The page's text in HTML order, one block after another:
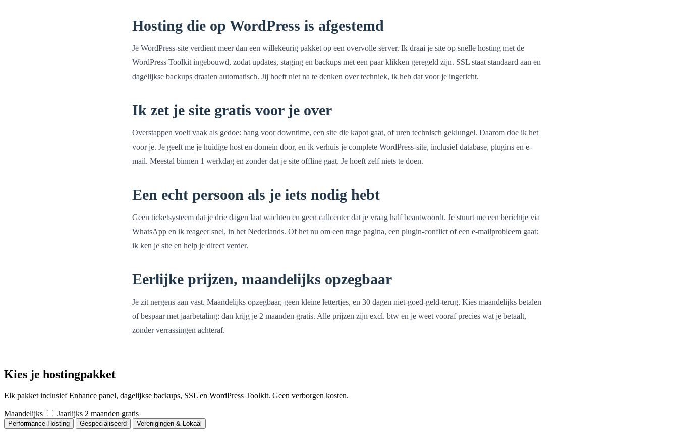
Hosting die op WordPress is afgestemd
Je WordPress-site verdient meer dan een willekeurig pakket op een overvolle server. Ik draai je site op snelle hosting met de
WordPress Toolkit ingebouwd, zodat updates, staging en backups met een paar klikken geregeld zijn. SSL staat standaard aan en
dagelijkse backups draaien automatisch. Jij hoeft niet na te denken over techniek, ik heb dat voor je ingericht.
Ik zet je site gratis voor je over
Overstappen voelt vaak als gedoe: bang voor downtime, een site die kapot gaat, of uren technisch geklungel. Daarom doe ik het
voor je. Je geeft me je huidige host en domein door, en ik verhuis je complete WordPress-site, inclusief database, plugins en e-
mail. Meestal binnen 1 werkdag en zonder dat je site offline gaat. Je hoeft zelf niets te doen.
Een echt persoon als je iets nodig hebt
Geen ticketsysteem dat je drie dagen laat wachten en geen callcenter dat je vraag half beantwoordt. Je stuurt me een berichtje via
WhatsApp en ik reageer snel, in het Nederlands. Of het nu om een trage pagina, een plugin-conflict of een e-mailprobleem gaat:
ik ken je site en help je direct verder.
Eerlijke prijzen, maandelijks opzegbaar
Je zit nergens aan vast. Maandelijks opzegbaar, geen kleine lettertjes, en 30 dagen niet-goed-geld-terug. Kies maandelijks betalen
of bespaar met jaarbetaling: dan krijg je 2 maanden gratis. Alle prijzen zijn excl. btw en je weet vooraf precies wat je betaalt,
zonder verrassingen achteraf.
Kies je hostingpakket
Elk pakket inclusief Enhance panel, dagelijkse backups, SSL en WordPress Toolkit. Geen verborgen kosten.
Maandelijks Jaarlijks 2 maanden gratis
Performance Hosting Gespecialiseerd Verenigingen & Lokaal